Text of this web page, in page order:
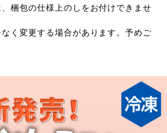
梱包の仕様上のしをお付けできませ
く変更する場合があります。予めご